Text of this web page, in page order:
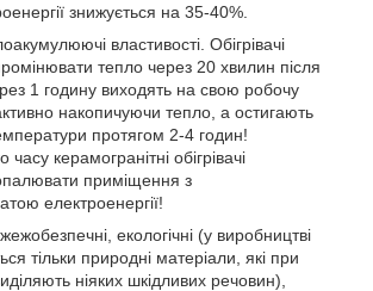
знижується на 35-40%.
властивості. Обігрівачі
тепло через 20 хвилин після
1 годину виходять на свою робочу
накопичуючи тепло, а остигають
протягом 2-4 годин!
керамогранітні обігрівачі
приміщення з
електроенергії!
екологічні (у виробництві
тільки природні матеріали, які при
ніяких шкідливих речовин),